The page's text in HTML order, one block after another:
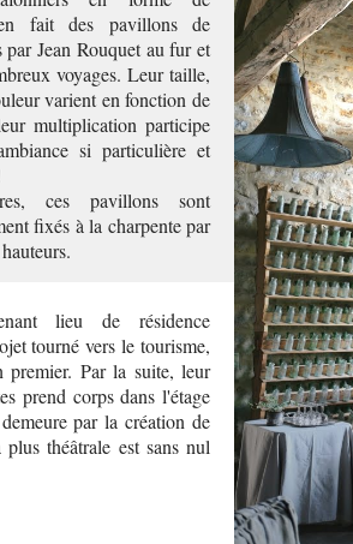
fait des pavillons de
par Jean Rouquet au fur et
voyages. Leur taille,
varient en fonction de
multiplication participe
si particulière et
ces pavillons sont
fixés à la charpente par
lieu de résidence
tourné vers le tourisme,
premier. Par la suite, leur
prend corps dans l'étage
par la création de
théâtrale est sans nul